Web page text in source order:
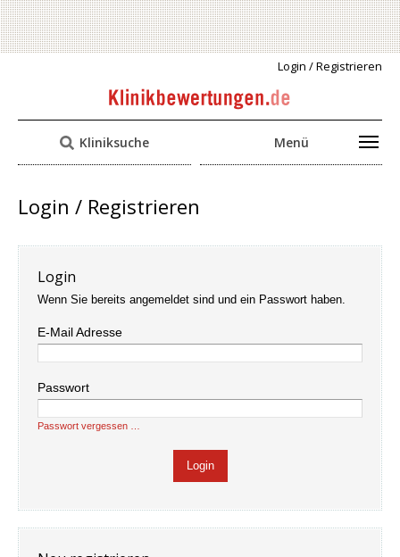
Login / Registrieren
Kliniksuche Menü
Login / Registrieren
Login
Wenn Sie bereits angemeldet sind und ein Passwort haben.
E-Mail Adresse
Passwort
Passwort vergessen …